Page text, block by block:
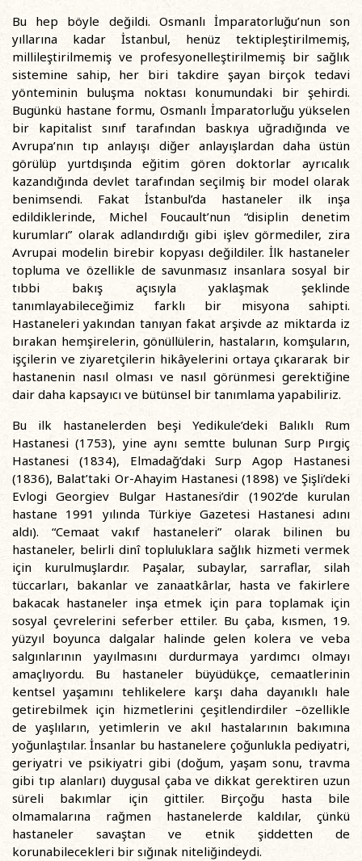
Bu hep böyle değildi. Osmanlı İmparatorluğu’nun son
yıllarına kadar İstanbul, henüz tektipleştirilmemiş,
millileştirilmemiş ve profesyonelleştirilmemiş bir sağlık
sistemine sahip, her biri takdire şayan birçok tedavi
yönteminin buluşma noktası konumundaki bir şehirdi.
Bugünkü hastane formu, Osmanlı İmparatorluğu yükselen
bir kapitalist sınıf tarafından baskıya uğradığında ve
Avrupa’nın tıp anlayışı diğer anlayışlardan daha üstün
görülüp yurtdışında eğitim gören doktorlar ayrıcalık
kazandığında devlet tarafından seçilmiş bir model olarak
benimsendi. Fakat İstanbul’da hastaneler ilk inşa
edildiklerinde, Michel Foucault’nun “disiplin denetim
kurumları” olarak adlandırdığı gibi işlev görmediler, zira
Avrupai modelin birebir kopyası değildiler. İlk hastaneler
topluma ve özellikle de savunmasız insanlara sosyal bir
tıbbi bakış açısıyla yaklaşmak şeklinde
tanımlayabileceğimiz farklı bir misyona sahipti.
Hastaneleri yakından tanıyan fakat arşivde az miktarda iz
bırakan hemşirelerin, gönüllülerin, hastaların, komşuların,
işçilerin ve ziyaretçilerin hikâyelerini ortaya çıkararak bir
hastanenin nasıl olması ve nasıl görünmesi gerektiğine
dair daha kapsayıcı ve bütünsel bir tanımlama yapabiliriz.
Bu ilk hastanelerden beşi Yedikule’deki Balıklı Rum
Hastanesi (1753), yine aynı semtte bulunan Surp Pırgiç
Hastanesi (1834), Elmadağ’daki Surp Agop Hastanesi
(1836), Balat’taki Or-Ahayim Hastanesi (1898) ve Şişli’deki
Evlogi Georgiev Bulgar Hastanesi’dir (1902’de kurulan
hastane 1991 yılında Türkiye Gazetesi Hastanesi adını
aldı). “Cemaat vakıf hastaneleri” olarak bilinen bu
hastaneler, belirli dinî topluluklara sağlık hizmeti vermek
için kurulmuşlardır. Paşalar, subaylar, sarraflar, silah
tüccarları, bakanlar ve zanaatkârlar, hasta ve fakirlere
bakacak hastaneler inşa etmek için para toplamak için
sosyal çevrelerini seferber ettiler. Bu çaba, kısmen, 19.
yüzyıl boyunca dalgalar halinde gelen kolera ve veba
salgınlarının yayılmasını durdurmaya yardımcı olmayı
amaçlıyordu. Bu hastaneler büyüdükçe, cemaatlerinin
kentsel yaşamını tehlikelere karşı daha dayanıklı hale
getirebilmek için hizmetlerini çeşitlendirdiler –özellikle
de yaşlıların, yetimlerin ve akıl hastalarının bakımına
yoğunlaştılar. İnsanlar bu hastanelere çoğunlukla pediyatri,
geriyatri ve psikiyatri gibi (doğum, yaşam sonu, travma
gibi tıp alanları) duygusal çaba ve dikkat gerektiren uzun
süreli bakımlar için gittiler. Birçoğu hasta bile
olmamalarına rağmen hastanelerde kaldılar, çünkü
hastaneler savaştan ve etnik şiddetten de
korunabilecekleri bir sığınak niteliğindeydi.